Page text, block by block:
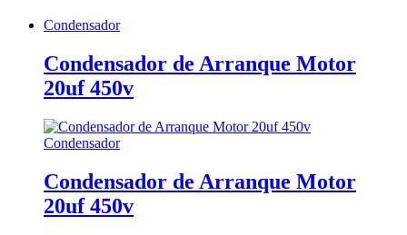
Condensador
Condensador de Arranque Motor
20uf 450v
Condensador
Condensador de Arranque Motor
20uf 450v